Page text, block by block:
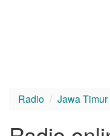
Radio Jawa Timur